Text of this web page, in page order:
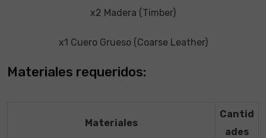
x2 Madera (Timber)
x1 Cuero Grueso (Coarse Leather)
Materiales requeridos:
Materiales
Cantid
ades